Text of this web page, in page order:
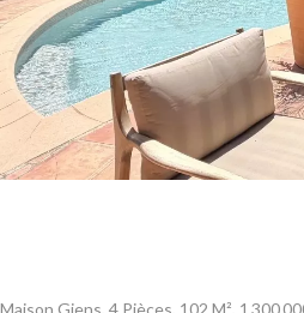
Giens, 4 Pièces, 102 M², 1 300